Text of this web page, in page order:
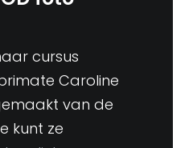
cursus
Caroline
van de
kunt ze